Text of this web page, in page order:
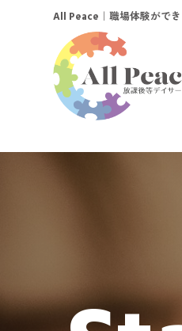
All Peace ｜職場体験がで